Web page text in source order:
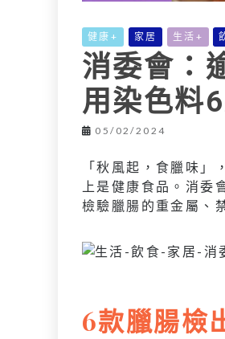
健康+ 家居 生活+
消委會：
用染色料
05/02/2024
「秋風起，食臘味
上是健康食品。消委
檢驗臘腸的重金屬、
6款臘腸檢